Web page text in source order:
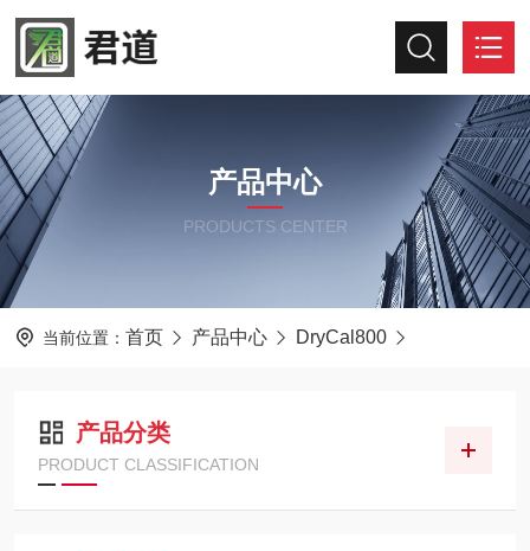
产品中心
PRODUCTS CENTER
当前位置： 首页 产品中心 DryCal800
产品分类
PRODUCT CLASSIFICATION